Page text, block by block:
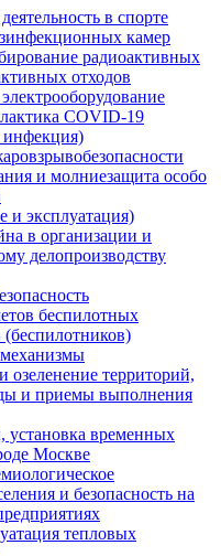
в спорте
камер
радиоактивных
отходов
COVID-19
инфекция)
и молниезащита особо
эксплуатация)
в организации и
делопроизводству
беспилотных
озеленение территорий,
и приемы выполнения
установка временных
Москве
и безопасность на
тепловых